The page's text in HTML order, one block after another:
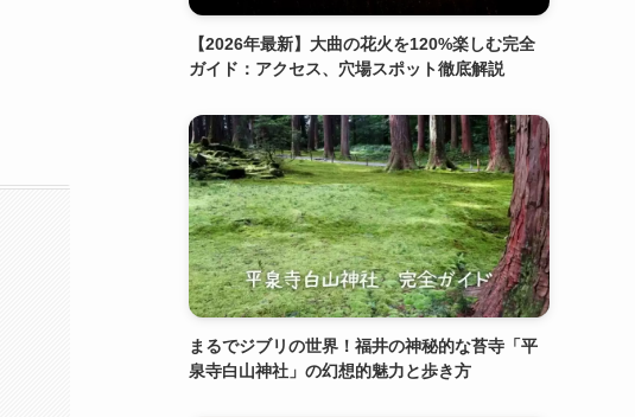
【2026年最新】大曲の花火を120%楽しむ完全
ガイド：アクセス、穴場スポット徹底解説
まるでジブリの世界！福井の神秘的な苔寺「平
泉寺白山神社」の幻想的魅力と歩き方